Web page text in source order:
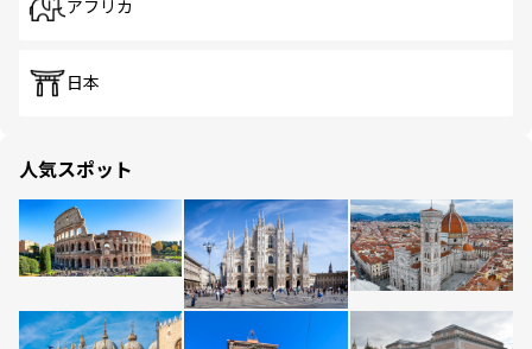
アフリカ
日本
人気スポット